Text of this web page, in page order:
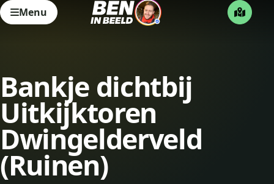
Menu
Bankje dichtbij
Uitkijktoren
Dwingelderveld
(Ruinen)